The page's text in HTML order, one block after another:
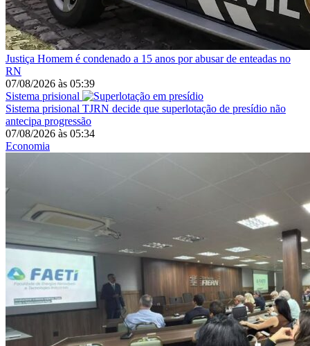
Justiça Homem é condenado a 15 anos por abusar de enteadas no
RN
07/08/2026 às 05:39
Sistema prisional
Sistema prisional TJRN decide que superlotação de presídio não
antecipa progressão
07/08/2026 às 05:34
Economia